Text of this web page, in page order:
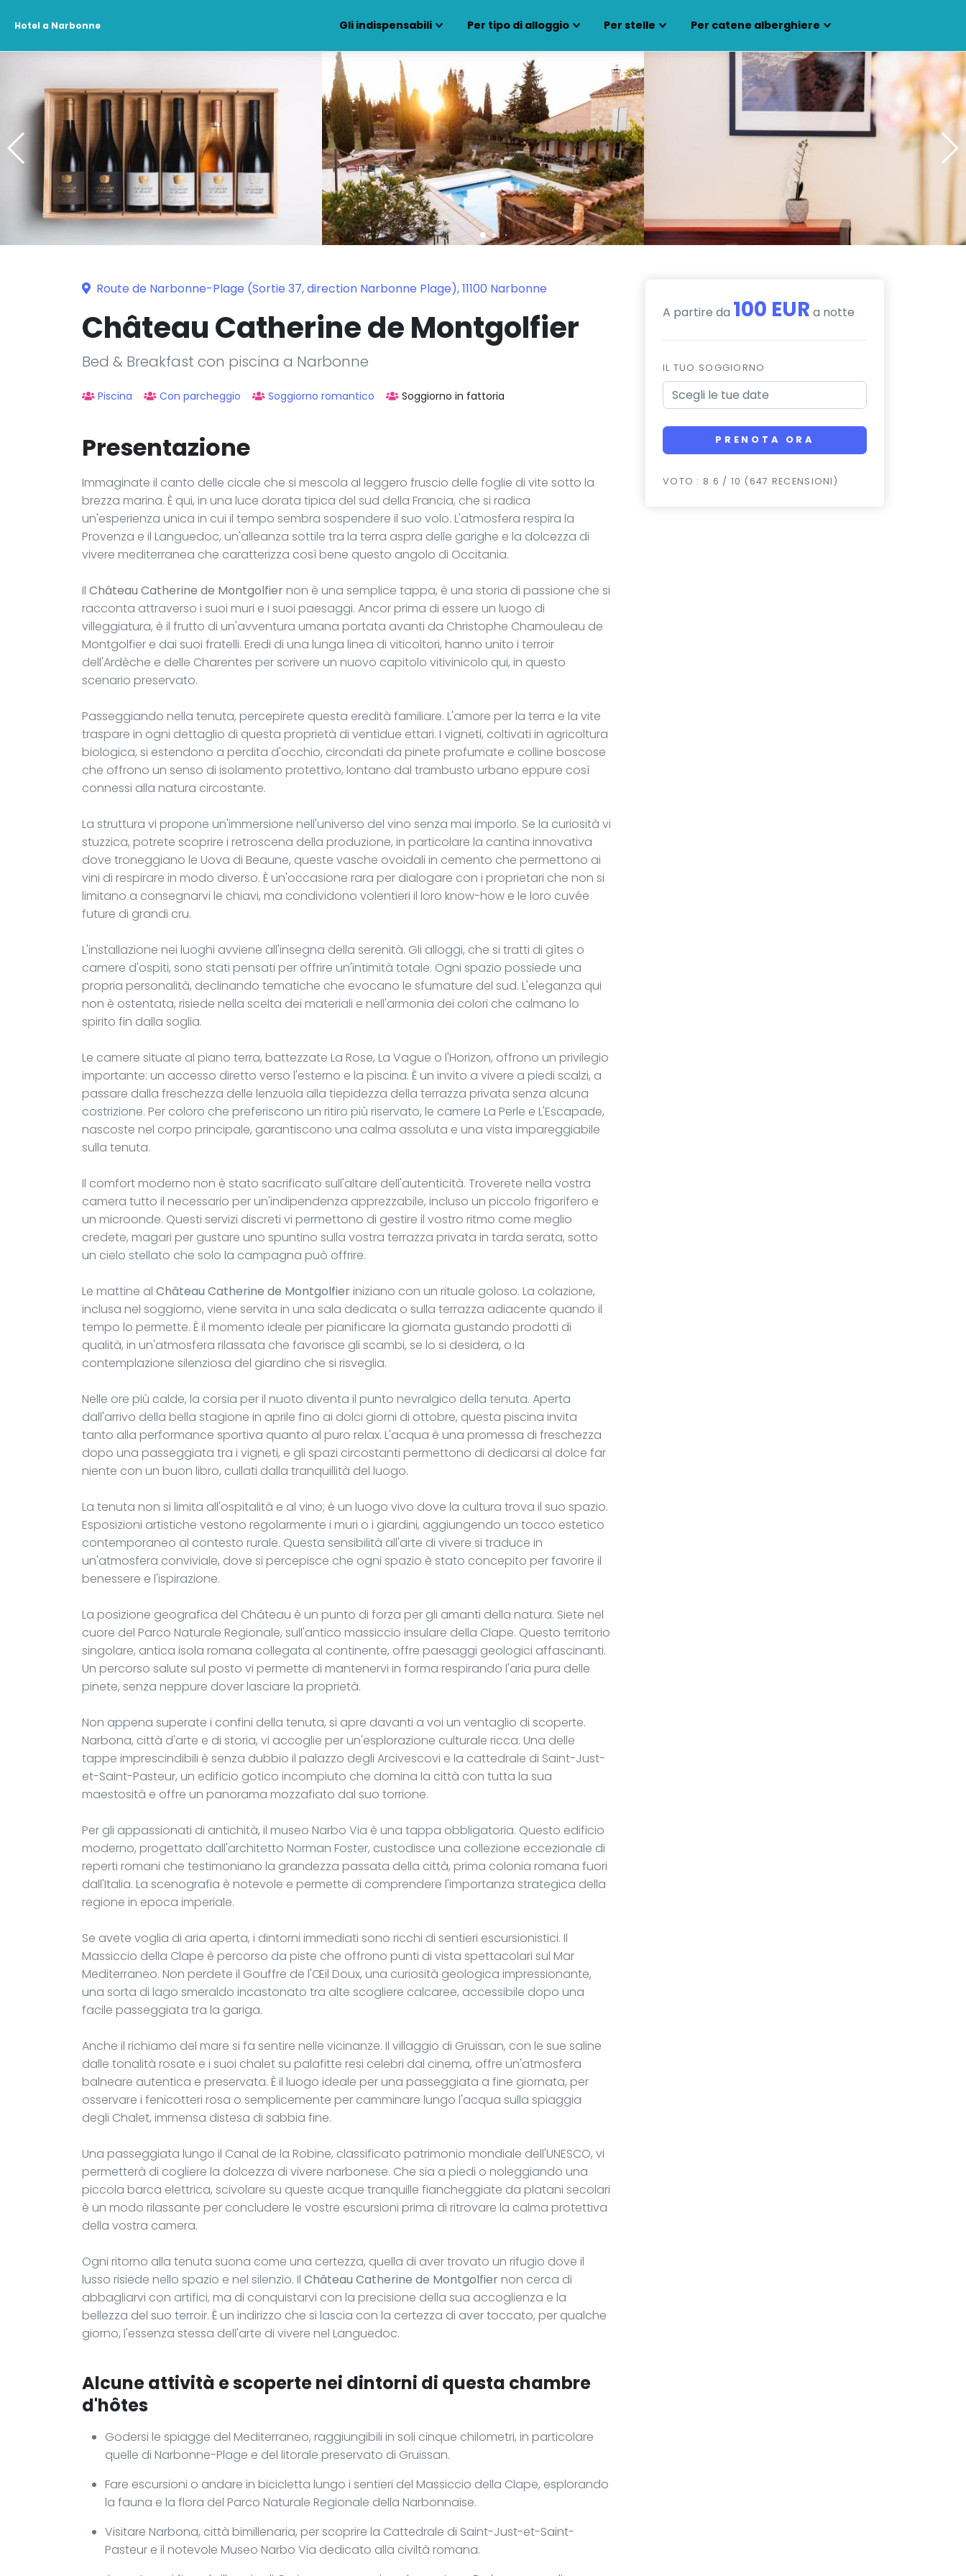
Hotel a Narbonne Gli indispensabili Per tipo di alloggio Per stelle Per catene alberghiere
Route de Narbonne-Plage (Sortie 37, direction Narbonne Plage), 11100 Narbonne
Château Catherine de Montgolfier
Bed & Breakfast con piscina a Narbonne
Piscina Con parcheggio Soggiorno romantico Soggiorno in fattoria
Presentazione
Immaginate il canto delle cicale che si mescola al leggero fruscio delle foglie di vite sotto la
brezza marina. È qui, in una luce dorata tipica del sud della Francia, che si radica
un'esperienza unica in cui il tempo sembra sospendere il suo volo. L'atmosfera respira la
Provenza e il Languedoc, un'alleanza sottile tra la terra aspra delle garighe e la dolcezza di
vivere mediterranea che caratterizza così bene questo angolo di Occitania.
Il Château Catherine de Montgolfier non è una semplice tappa, è una storia di passione che si
racconta attraverso i suoi muri e i suoi paesaggi. Ancor prima di essere un luogo di
villeggiatura, è il frutto di un'avventura umana portata avanti da Christophe Chamouleau de
Montgolfier e dai suoi fratelli. Eredi di una lunga linea di viticoltori, hanno unito i terroir
dell'Ardèche e delle Charentes per scrivere un nuovo capitolo vitivinicolo qui, in questo
scenario preservato.
Passeggiando nella tenuta, percepirete questa eredità familiare. L'amore per la terra e la vite
traspare in ogni dettaglio di questa proprietà di ventidue ettari. I vigneti, coltivati in agricoltura
biologica, si estendono a perdita d'occhio, circondati da pinete profumate e colline boscose
che offrono un senso di isolamento protettivo, lontano dal trambusto urbano eppure così
connessi alla natura circostante.
La struttura vi propone un'immersione nell'universo del vino senza mai imporlo. Se la curiosità vi
stuzzica, potrete scoprire i retroscena della produzione, in particolare la cantina innovativa
dove troneggiano le Uova di Beaune, queste vasche ovoidali in cemento che permettono ai
vini di respirare in modo diverso. È un'occasione rara per dialogare con i proprietari che non si
limitano a consegnarvi le chiavi, ma condividono volentieri il loro know-how e le loro cuvée
future di grandi cru.
L'installazione nei luoghi avviene all'insegna della serenità. Gli alloggi, che si tratti di gîtes o
camere d'ospiti, sono stati pensati per offrire un'intimità totale. Ogni spazio possiede una
propria personalità, declinando tematiche che evocano le sfumature del sud. L'eleganza qui
non è ostentata, risiede nella scelta dei materiali e nell'armonia dei colori che calmano lo
spirito fin dalla soglia.
Le camere situate al piano terra, battezzate La Rose, La Vague o l'Horizon, offrono un privilegio
importante: un accesso diretto verso l'esterno e la piscina. È un invito a vivere a piedi scalzi, a
passare dalla freschezza delle lenzuola alla tiepidezza della terrazza privata senza alcuna
costrizione. Per coloro che preferiscono un ritiro più riservato, le camere La Perle e L'Escapade,
nascoste nel corpo principale, garantiscono una calma assoluta e una vista impareggiabile
sulla tenuta.
Il comfort moderno non è stato sacrificato sull'altare dell'autenticità. Troverete nella vostra
camera tutto il necessario per un'indipendenza apprezzabile, incluso un piccolo frigorifero e
un microonde. Questi servizi discreti vi permettono di gestire il vostro ritmo come meglio
credete, magari per gustare uno spuntino sulla vostra terrazza privata in tarda serata, sotto
un cielo stellato che solo la campagna può offrire.
Le mattine al Château Catherine de Montgolfier iniziano con un rituale goloso. La colazione,
inclusa nel soggiorno, viene servita in una sala dedicata o sulla terrazza adiacente quando il
tempo lo permette. È il momento ideale per pianificare la giornata gustando prodotti di
qualità, in un'atmosfera rilassata che favorisce gli scambi, se lo si desidera, o la
contemplazione silenziosa del giardino che si risveglia.
Nelle ore più calde, la corsia per il nuoto diventa il punto nevralgico della tenuta. Aperta
dall'arrivo della bella stagione in aprile fino ai dolci giorni di ottobre, questa piscina invita
tanto alla performance sportiva quanto al puro relax. L'acqua è una promessa di freschezza
dopo una passeggiata tra i vigneti, e gli spazi circostanti permettono di dedicarsi al dolce far
niente con un buon libro, cullati dalla tranquillità del luogo.
La tenuta non si limita all'ospitalità e al vino; è un luogo vivo dove la cultura trova il suo spazio.
Esposizioni artistiche vestono regolarmente i muri o i giardini, aggiungendo un tocco estetico
contemporaneo al contesto rurale. Questa sensibilità all'arte di vivere si traduce in
un'atmosfera conviviale, dove si percepisce che ogni spazio è stato concepito per favorire il
benessere e l'ispirazione.
La posizione geografica del Château è un punto di forza per gli amanti della natura. Siete nel
cuore del Parco Naturale Regionale, sull'antico massiccio insulare della Clape. Questo territorio
singolare, antica isola romana collegata al continente, offre paesaggi geologici affascinanti.
Un percorso salute sul posto vi permette di mantenervi in forma respirando l'aria pura delle
pinete, senza neppure dover lasciare la proprietà.
Non appena superate i confini della tenuta, si apre davanti a voi un ventaglio di scoperte.
Narbona, città d'arte e di storia, vi accoglie per un'esplorazione culturale ricca. Una delle
tappe imprescindibili è senza dubbio il palazzo degli Arcivescovi e la cattedrale di Saint-Just-
et-Saint-Pasteur, un edificio gotico incompiuto che domina la città con tutta la sua
maestosità e offre un panorama mozzafiato dal suo torrione.
Per gli appassionati di antichità, il museo Narbo Via è una tappa obbligatoria. Questo edificio
moderno, progettato dall'architetto Norman Foster, custodisce una collezione eccezionale di
reperti romani che testimoniano la grandezza passata della città, prima colonia romana fuori
dall'Italia. La scenografia è notevole e permette di comprendere l'importanza strategica della
regione in epoca imperiale.
Se avete voglia di aria aperta, i dintorni immediati sono ricchi di sentieri escursionistici. Il
Massiccio della Clape è percorso da piste che offrono punti di vista spettacolari sul Mar
Mediterraneo. Non perdete il Gouffre de l'Œil Doux, una curiosità geologica impressionante,
una sorta di lago smeraldo incastonato tra alte scogliere calcaree, accessibile dopo una
facile passeggiata tra la gariga.
Anche il richiamo del mare si fa sentire nelle vicinanze. Il villaggio di Gruissan, con le sue saline
dalle tonalità rosate e i suoi chalet su palafitte resi celebri dal cinema, offre un'atmosfera
balneare autentica e preservata. È il luogo ideale per una passeggiata a fine giornata, per
osservare i fenicotteri rosa o semplicemente per camminare lungo l'acqua sulla spiaggia
degli Chalet, immensa distesa di sabbia fine.
Una passeggiata lungo il Canal de la Robine, classificato patrimonio mondiale dell'UNESCO, vi
permetterà di cogliere la dolcezza di vivere narbonese. Che sia a piedi o noleggiando una
piccola barca elettrica, scivolare su queste acque tranquille fiancheggiate da platani secolari
è un modo rilassante per concludere le vostre escursioni prima di ritrovare la calma protettiva
della vostra camera.
Ogni ritorno alla tenuta suona come una certezza, quella di aver trovato un rifugio dove il
lusso risiede nello spazio e nel silenzio. Il Château Catherine de Montgolfier non cerca di
abbagliarvi con artifici, ma di conquistarvi con la precisione della sua accoglienza e la
bellezza del suo terroir. È un indirizzo che si lascia con la certezza di aver toccato, per qualche
giorno, l'essenza stessa dell'arte di vivere nel Languedoc.
Alcune attività e scoperte nei dintorni di questa chambre
d'hôtes
Godersi le spiagge del Mediterraneo, raggiungibili in soli cinque chilometri, in particolare
quelle di Narbonne-Plage e del litorale preservato di Gruissan.
Fare escursioni o andare in bicicletta lungo i sentieri del Massiccio della Clape, esplorando
la fauna e la flora del Parco Naturale Regionale della Narbonnaise.
Visitare Narbona, città bimillenaria, per scoprire la Cattedrale di Saint-Just-et-Saint-
Pasteur e il notevole Museo Narbo Via dedicato alla civiltà romana.
A partire da 100 EUR a notte
IL TUO SOGGIORNO
PRENOTA ORA
VOTO : 8.6 / 10 (647 RECENSIONI)